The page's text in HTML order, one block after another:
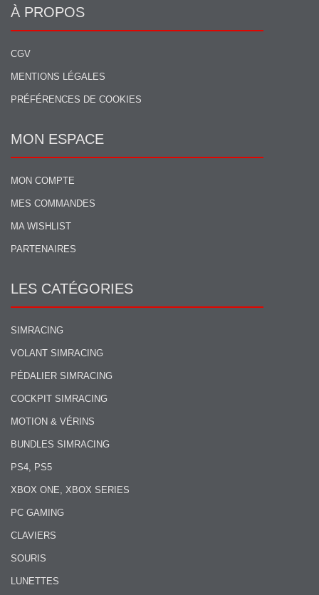
À PROPOS
CGV
MENTIONS LÉGALES
PRÉFÉRENCES DE COOKIES
MON ESPACE
MON COMPTE
MES COMMANDES
MA WISHLIST
PARTENAIRES
LES CATÉGORIES
SIMRACING
VOLANT SIMRACING
PÉDALIER SIMRACING
COCKPIT SIMRACING
MOTION & VÉRINS
BUNDLES SIMRACING
PS4, PS5
XBOX ONE, XBOX SERIES
PC GAMING
CLAVIERS
SOURIS
LUNETTES